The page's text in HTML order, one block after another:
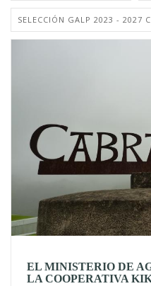
SELECCIÓN GALP 2023 - 2027
EL MINISTERIO DE
LA COOPERATIVA